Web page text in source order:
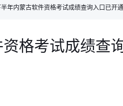
年内蒙古软件资格考试成绩查询入口已开通
格考试成绩查